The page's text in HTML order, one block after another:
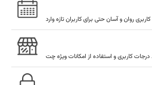
کاربری روان و آسان حتی برای کاربران تازه وارد
درجات کاربری و استفاده از امکانات ویژه چت